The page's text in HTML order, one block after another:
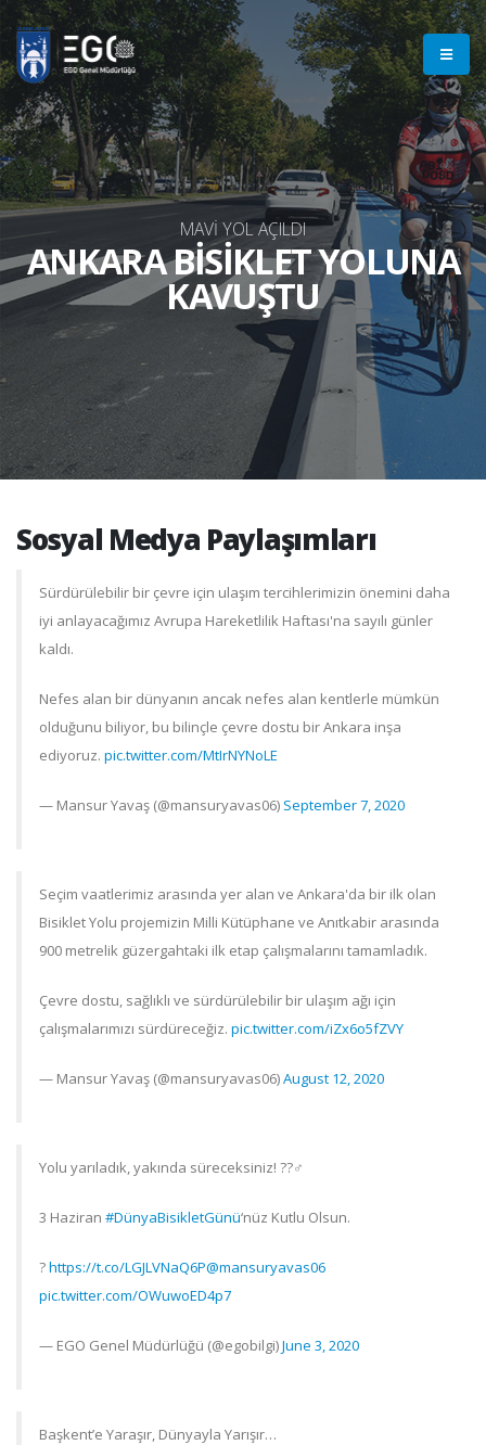
MAVİ YOL AÇILDI
ANKARA BİSİKLET YOLUNA
KAVUŞTU
Sosyal Medya Paylaşımları
Sürdürülebilir bir çevre için ulaşım tercihlerimizin önemini daha
iyi anlayacağımız Avrupa Hareketlilik Haftası'na sayılı günler
kaldı.
Nefes alan bir dünyanın ancak nefes alan kentlerle mümkün
olduğunu biliyor, bu bilinçle çevre dostu bir Ankara inşa
ediyoruz. pic.twitter.com/MtIrNYNoLE
— Mansur Yavaş (@mansuryavas06) September 7, 2020
Seçim vaatlerimiz arasında yer alan ve Ankara'da bir ilk olan
Bisiklet Yolu projemizin Milli Kütüphane ve Anıtkabir arasında
900 metrelik güzergahtaki ilk etap çalışmalarını tamamladık.
Çevre dostu, sağlıklı ve sürdürülebilir bir ulaşım ağı için
çalışmalarımızı sürdüreceğiz. pic.twitter.com/iZx6o5fZVY
— Mansur Yavaş (@mansuryavas06)August 12, 2020
Yolu yarıladık, yakında süreceksiniz! ??‍♂️
3 Haziran #DünyaBisikletGünü‘nüz Kutlu Olsun.
?https://t.co/LGJLVNaQ6P@mansuryavas06
pic.twitter.com/OWuwoED4p7
— EGO Genel Müdürlüğü (@egobilgi)June 3, 2020
Başkent’e Yaraşır, Dünyayla Yarışır…